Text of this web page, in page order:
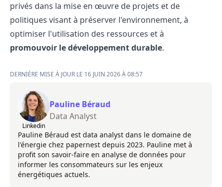
privés dans la mise en œuvre de projets et de
politiques visant à préserver l'environnement, à
optimiser l'utilisation des ressources et à
promouvoir le développement durable.
DERNIÈRE MISE À JOUR LE 16 JUIN 2026 À 08:57
Linkedin
Pauline Béraud
Data Analyst
Pauline Béraud est data analyst dans le domaine de
l'énergie chez papernest depuis 2023. Pauline met à
profit son savoir-faire en analyse de données pour
informer les consommateurs sur les enjeux
énergétiques actuels.